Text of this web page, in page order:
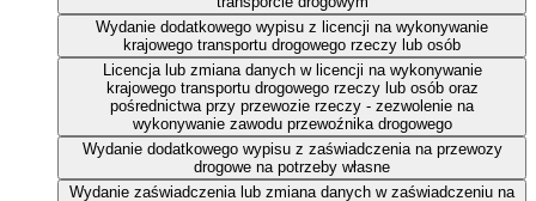
Wydanie dodatkowego wypisu z licencji na wykonywanie
krajowego transportu drogowego rzeczy lub osób
Licencja lub zmiana danych w licencji na wykonywanie
krajowego transportu drogowego rzeczy lub osób oraz
pośrednictwa przy przewozie rzeczy - zezwolenie na
wykonywanie zawodu przewoźnika drogowego
Wydanie dodatkowego wypisu z zaświadczenia na przewozy
drogowe na potrzeby własne
Wydanie zaświadczenia lub zmiana danych w zaświadczeniu na